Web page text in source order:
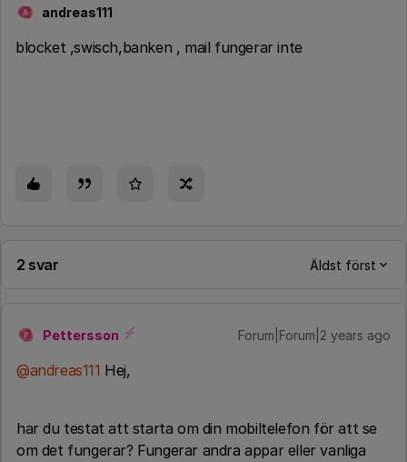
A andreas111
blocket ,swisch,banken , mail fungerar inte
2 svar Äldst först
P Pettersson Forum|Forum|2 years ago
@andreas111 Hej,
har du testat att starta om din mobiltelefon för att se
om det fungerar? Fungerar andra appar eller vanliga